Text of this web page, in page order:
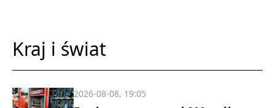
Kraj i świat
2026-08-08, 19:05